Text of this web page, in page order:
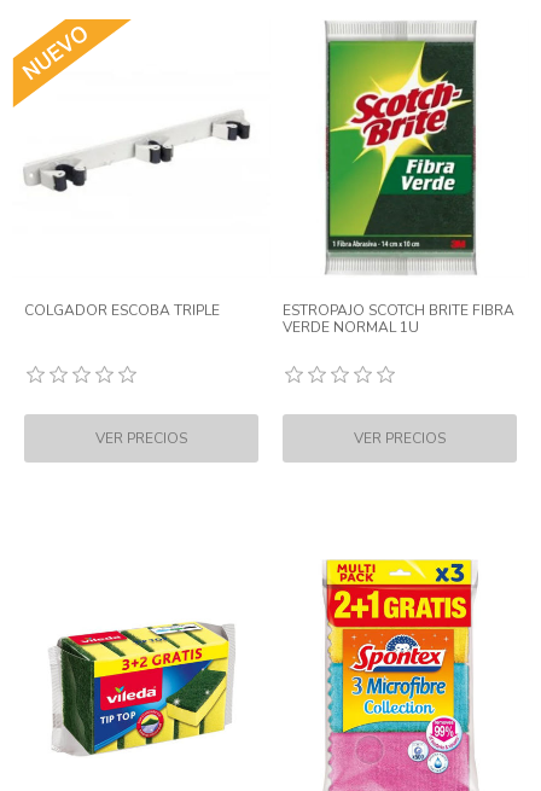
COLGADOR ESCOBA TRIPLE
ESTROPAJO SCOTCH BRITE FIBRA
VERDE NORMAL 1U